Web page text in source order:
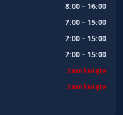
8:00 – 16:00
7:00 – 15:00
7:00 – 15:00
7:00 – 15:00
zamknięte
zamknięte